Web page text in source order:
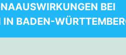
BEI
BADEN-